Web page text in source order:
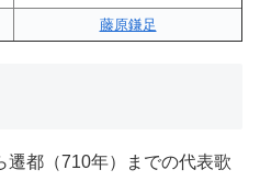
藤原鎌足
遷都（710年）までの代表歌